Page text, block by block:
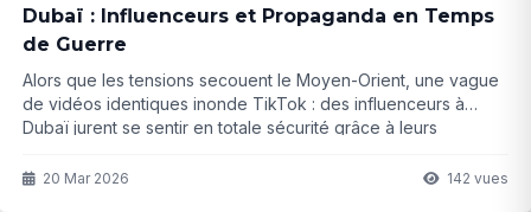
Dubaï : Influenceurs et Propaganda en Temps
de Guerre
Alors que les tensions secouent le Moyen-Orient, une vague
de vidéos identiques inonde TikTok : des influenceurs à
Dubaï jurent se sentir en totale sécurité grâce à leurs
l'émir et son fils. Simple coïncidence ou stratégie bien rodée
20 Mar 2026 142 vues